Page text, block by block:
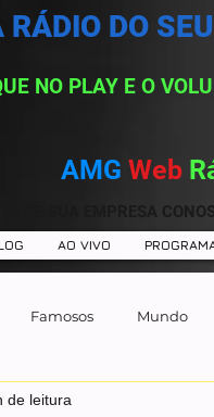
NO PLAY E O
AMG Web
DE SUA EMPRESA
RÁDIO DO
AO VIVO
Famosos Mundo
de leitura